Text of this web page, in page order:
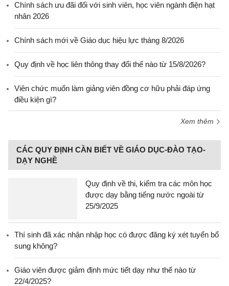
Chính sách ưu đãi đối với sinh viên, học viên ngành điện hạt
nhân 2026
Chính sách mới về Giáo dục hiệu lực tháng 8/2026
Quy định về học liên thông thay đổi thế nào từ 15/8/2026?
Viên chức muốn làm giảng viên đồng cơ hữu phải đáp ứng
điều kiện gì?
Xem thêm
CÁC QUY ĐỊNH CẦN BIẾT VỀ GIÁO DỤC-ĐÀO TẠO-
DẠY NGHỀ
Quy định về thi, kiểm tra các môn học
được dạy bằng tiếng nước ngoài từ
25/9/2025
Thí sinh đã xác nhận nhập học có được đăng ký xét tuyển bổ
sung không?
Giáo viên được giảm định mức tiết dạy như thế nào từ
22/4/2025?